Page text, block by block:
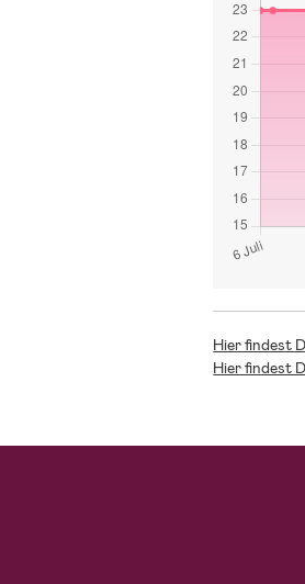
Hier findest
Hier findest